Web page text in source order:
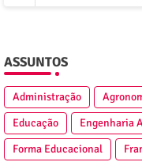
ASSUNTOS
Administração
Educação
Engenharia
Forma Educacional